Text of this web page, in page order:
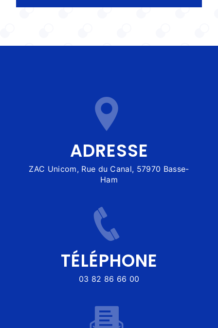
ADRESSE
ZAC Unicom, Rue du Canal, 57970 Basse-
Ham
TÉLÉPHONE
03 82 86 66 00